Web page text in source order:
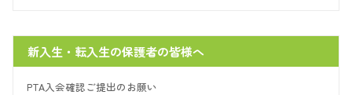
新入生・転入生の保護者の皆様へ
PTA入会確認ご提出のお願い